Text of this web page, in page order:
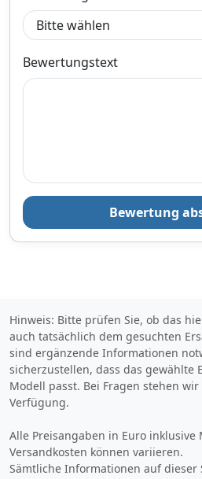
Bewertungstext
Bewertung
Hinweis: Bitte prüfen Sie, ob das
auch tatsächlich dem gesuchten
sind ergänzende Informationen
sicherzustellen, dass das gewählte
Modell passt. Bei Fragen stehen
Verfügung.
Alle Preisangaben in Euro inklusive
Versandkosten können variieren.
Sämtliche Informationen auf dieser